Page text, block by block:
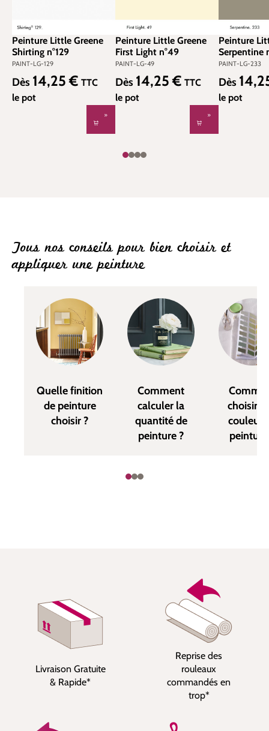
Peinture Little Greene
Shirting n°129
PAINT-LG-129
Prix régulier :
Dès 14,25 € TTC
le pot
Peinture Little Greene
First Light n°49
PAINT-LG-49
Prix régulier :
Dès 14,25 € TTC
le pot
Peinture
Serpentine
PAINT-LG-233
Prix
Dès
le pot
Tous nos conseils pour bien choisir et
appliquer une peinture
Quelle finition
de peinture
choisir ?
Comment
calculer la
quantité de
peinture ?
choisir
couleur
peinture
Livraison Gratuite
& Rapide*
Reprise des
rouleaux
commandés en
trop*